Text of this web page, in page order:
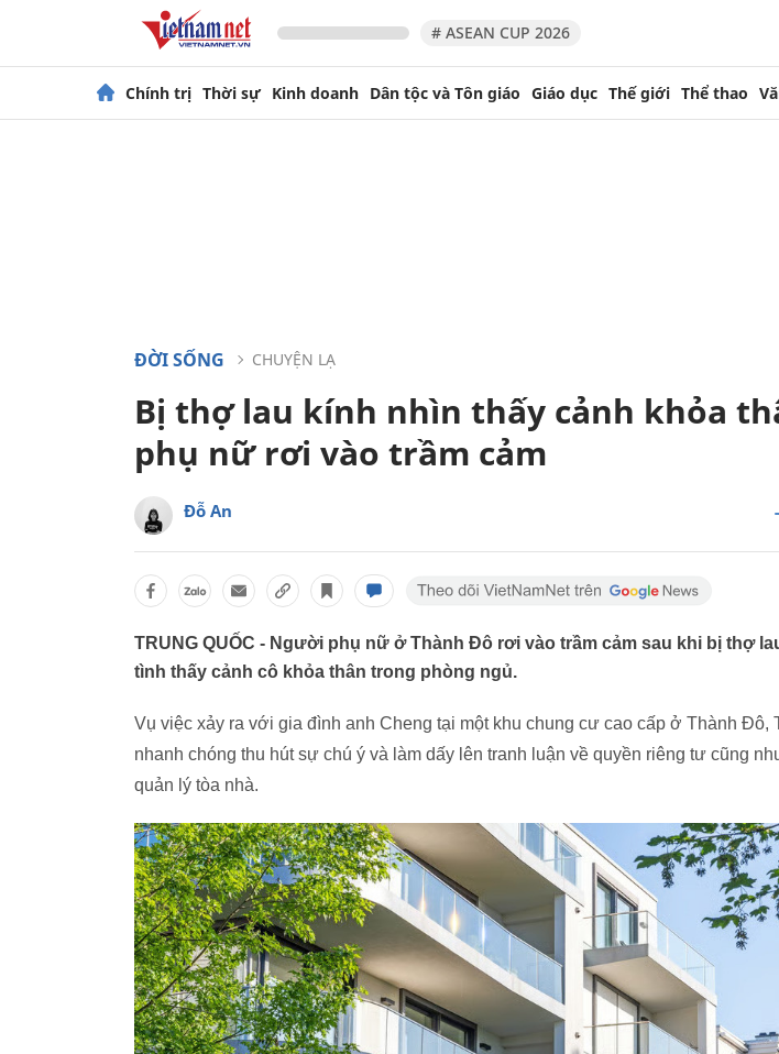
# ASEAN CUP 2026
Chính trị Thời sự Kinh doanh Dân tộc và Tôn giáo Giáo dục Thế giới Thể thao
ĐỜI SỐNG CHUYỆN LẠ
Bị thợ lau kính nhìn thấy cảnh khỏa
phụ nữ rơi vào trầm cảm
Đỗ An
TRUNG QUỐC - Người phụ nữ ở Thành Đô rơi vào trầm cảm sau khi bị thợ
tình thấy cảnh cô khỏa thân trong phòng ngủ.
Vụ việc xảy ra với gia đình anh Cheng tại một khu chung cư cao cấp ở Thành Đô,
nhanh chóng thu hút sự chú ý và làm dấy lên tranh luận về quyền riêng tư cũng
quản lý tòa nhà.